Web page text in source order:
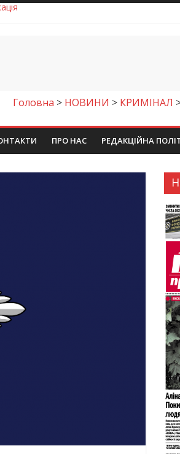
легендарного монастиря (Фото)
Головна > НОВИНИ > КРИМІНАЛ
ПРО НАС РЕДАКЦІЙНА